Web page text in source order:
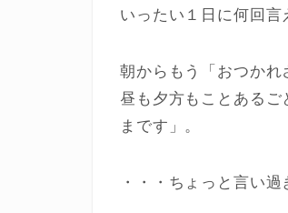
いったい１日に何回言
朝からもう「おつかれ
昼も夕方もことある
まです」。
・・・ちょっと言い